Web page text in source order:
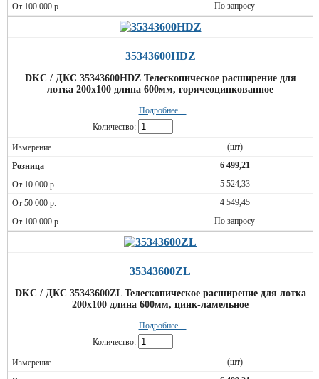
По запросу
35343600HDZ
DKC / ДКС 35343600HDZ Телескопическое расширение для
лотка 200х100 длина 600мм, горячеоцинкованное
Подробнее ...
Количество:
(шт)
6 499,21
5 524,33
4 549,45
По запросу
35343600ZL
DKC / ДКС 35343600ZL Телескопическое расширение для лотка
200х100 длина 600мм, цинк-ламельное
Подробнее ...
Количество:
(шт)